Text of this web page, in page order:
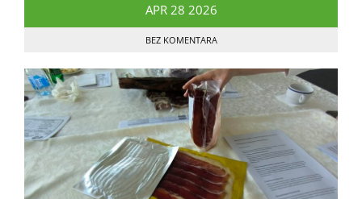
APR 28 2026
BEZ KOMENTARA